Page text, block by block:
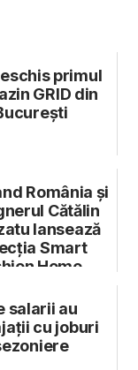
primul
GRID din
România și
Cătălin
lansează
Smart
Home,
salarii au
cu joburi